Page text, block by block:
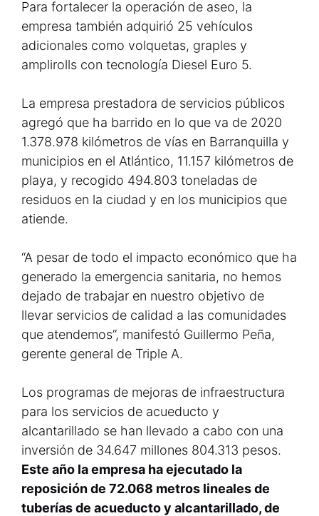
Para fortalecer la operación de aseo, la
empresa también adquirió 25 vehículos
adicionales como volquetas, graples y
amplirolls con tecnología Diesel Euro 5.
La empresa prestadora de servicios públicos
agregó que ha barrido en lo que va de 2020
1.378.978 kilómetros de vías en Barranquilla y
municipios en el Atlántico, 11.157 kilómetros de
playa, y recogido 494.803 toneladas de
residuos en la ciudad y en los municipios que
atiende.
“A pesar de todo el impacto económico que ha
generado la emergencia sanitaria, no hemos
dejado de trabajar en nuestro objetivo de
llevar servicios de calidad a las comunidades
que atendemos”, manifestó Guillermo Peña,
gerente general de Triple A.
Los programas de mejoras de infraestructura
para los servicios de acueducto y
alcantarillado se han llevado a cabo con una
inversión de 34.647 millones 804.313 pesos.
Este año la empresa ha ejecutado la
reposición de 72.068 metros lineales de
tuberías de acueducto y alcantarillado, de